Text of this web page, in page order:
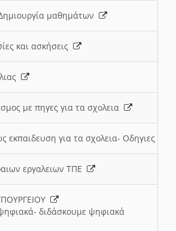
μαθημάτων
και ασκήσεις
με πηγες για τα σχολεια
εκπαιδευση για τα σχολεια- Οδηγιες
εργαλειων ΤΠΕ
διδάσκουμε ψηφιακά